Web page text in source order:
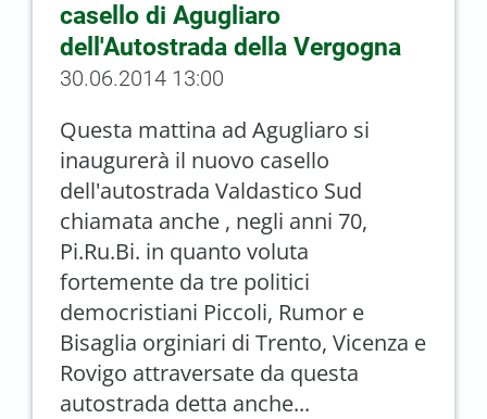
casello di Agugliaro
dell'Autostrada della Vergogna
30.06.2014 13:00
Questa mattina ad Agugliaro si
inaugurerà il nuovo casello
dell'autostrada Valdastico Sud
chiamata anche , negli anni 70,
Pi.Ru.Bi. in quanto voluta
fortemente da tre politici
democristiani Piccoli, Rumor e
Bisaglia orginiari di Trento, Vicenza e
Rovigo attraversate da questa
autostrada detta anche...